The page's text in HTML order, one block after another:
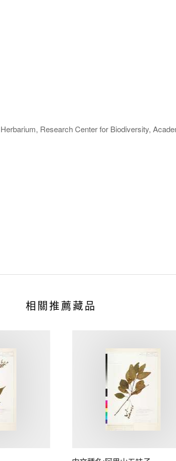
Research Center for Biodiversity,
相關推薦藏品